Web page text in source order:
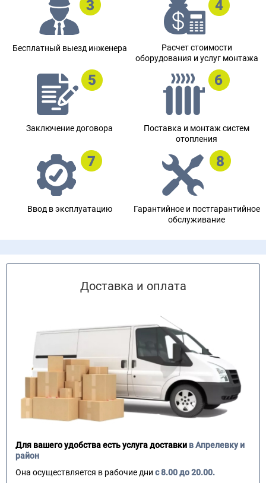
Бесплатный выезд инженера
Расчет стоимости
оборудования и услуг монтажа
Заключение договора
Поставка и монтаж систем
отопления
Ввод в эксплуатацию
Гарантийное и постгарантийное
обслуживание
Доставка и оплата
Для вашего удобства есть услуга доставки в Апрелевку и
район
Она осуществляется в рабочие дни с 8.00 до 20.00.